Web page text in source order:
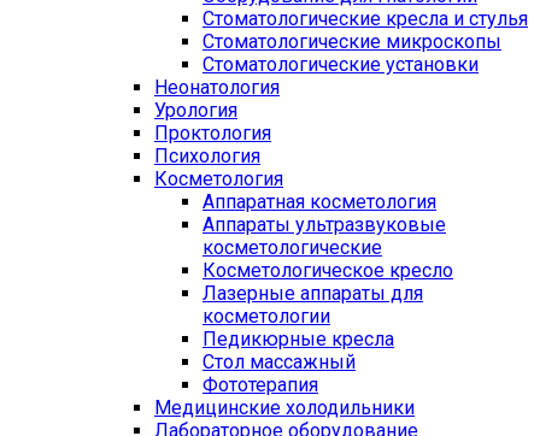
Стоматологические кресла и стулья
Стоматологические микроскопы
Стоматологические установки
Неонатология
Урология
Проктология
Психология
Косметология
Аппаратная косметология
Аппараты ультразвуковые
косметологические
Косметологическое кресло
Лазерные аппараты для
косметологии
Педикюрные кресла
Стол массажный
Фототерапия
Медицинские холодильники
Лабораторное оборудование